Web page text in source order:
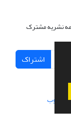
نشریه مشترک
اشتراک
سیناوب